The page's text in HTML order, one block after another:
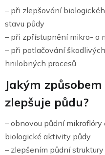
– při zlepšování
stavu půdy
– při zpřístupnění mikro- a
– při potlačování
hnilobných procesů
Jakým
zlepšuje půdu?
– obnovou půdní
biologické aktivity půdy
– zlepšením půdní